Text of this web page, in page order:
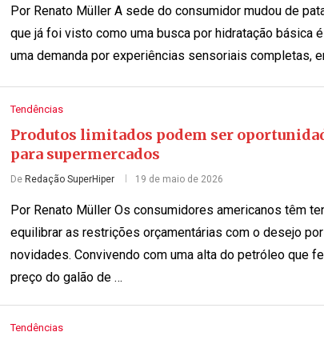
Por Renato Müller A sede do consumidor mudou de
que já foi visto como uma busca por hidratação básica
uma demanda por experiências sensoriais completas,
Tendências
Produtos limitados podem ser
para supermercados
De Redação SuperHiper 19 de maio de 2026
Por Renato Müller Os consumidores americanos têm
equilibrar as restrições orçamentárias com o desejo por
novidades. Convivendo com uma alta do petróleo que
preço do galão de …
Tendências